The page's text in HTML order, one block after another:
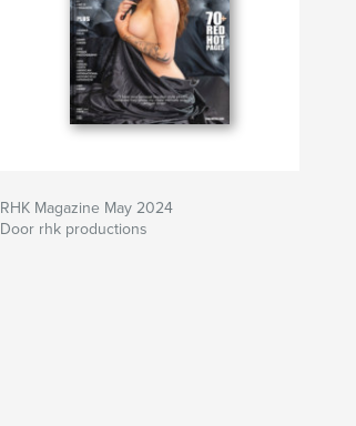
RHK Magazine May 2024
Door rhk productions